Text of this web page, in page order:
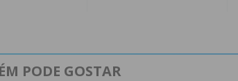
PODE GOSTAR